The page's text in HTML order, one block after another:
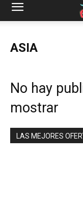
ASIA
No hay
mostrar
LAS MEJORES